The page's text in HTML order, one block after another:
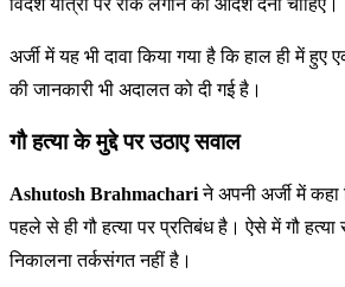
अर्जी में यह भी दावा किया गया है कि हाल ही में
की जानकारी भी अदालत को दी गई है।
गौ हत्या के मुद्दे पर उठाए सवाल
Ashutosh Brahmachariने अपनी अर्जी में कहा
पहले से ही गौ हत्या पर प्रतिबंध है। ऐसे में गौ हत्या
निकालना तर्कसंगत नहीं है।